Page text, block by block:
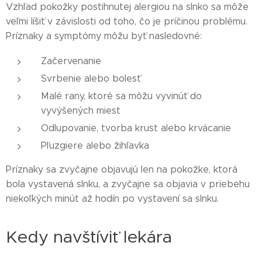
Vzhľad pokožky postihnutej alergiou na slnko sa môže
veľmi líšiť v závislosti od toho, čo je príčinou problému.
Príznaky a symptómy môžu byť nasledovné:
Začervenanie
Svrbenie alebo bolesť
Malé rany, ktoré sa môžu vyvinúť do
vyvýšených miest
Odlupovanie, tvorba krust alebo krvácanie
Pľuzgiere alebo žihľavka
Príznaky sa zvyčajne objavujú len na pokožke, ktorá
bola vystavená slnku, a zvyčajne sa objavia v priebehu
niekoľkých minút až hodín po vystavení sa slnku.
Kedy navštíviť lekára